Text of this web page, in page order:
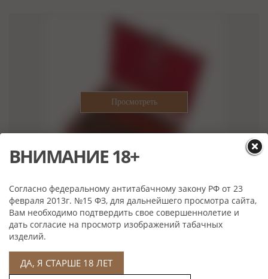
Нет в наличии
Характеристики
Формат: Robusto
Размер: 127*19,84 мм
ВНИМАНИЕ 18+
Согласно федеральному антитабачному закону РФ от 23
февраля 2013г. №15 ФЗ, для дальнейшего просмотра сайта,
Вам необходимо подтвердить свое совершеннолетие и
дать согласие на просмотр изображений табачных
изделий.
ДА, Я СТАРШЕ 18 ЛЕТ